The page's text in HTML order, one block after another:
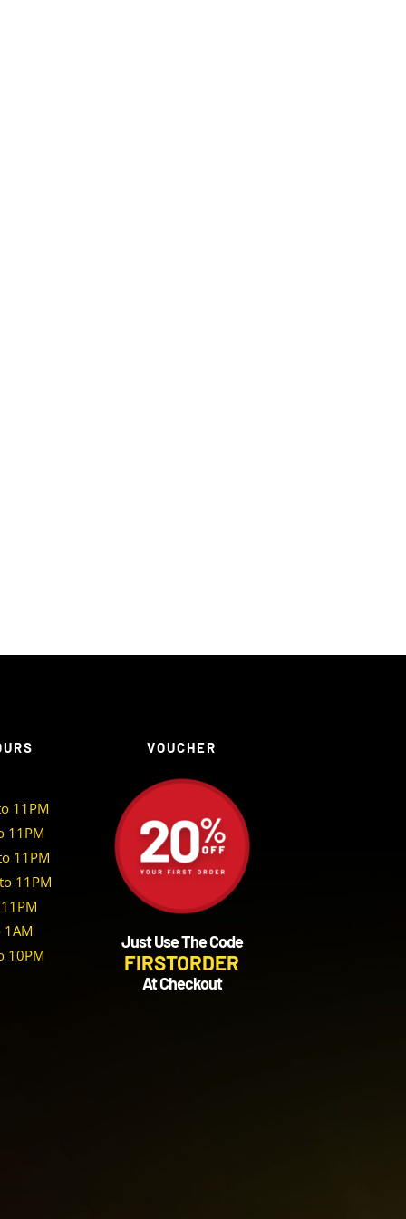
11PM
11PM
11PM
11PM
10PM
VOUCHER
Just Use The Code
FIRSTORDER
At Checkout